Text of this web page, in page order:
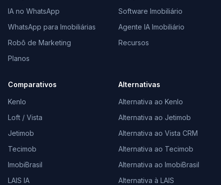
IA no WhatsApp
WhatsApp para Imobiliárias
Robô de Marketing
Planos
Software Imobiliário
Agente IA Imobiliário
Recursos
Comparativos
Kenlo
Loft / Vista
Jetimob
Tecimob
ImobiBrasil
LAIS IA
Alternativas
Alternativa ao Kenlo
Alternativa ao Jetimob
Alternativa ao Vista CRM
Alternativa ao Tecimob
Alternativa ao ImobiBrasil
Alternativa à LAIS